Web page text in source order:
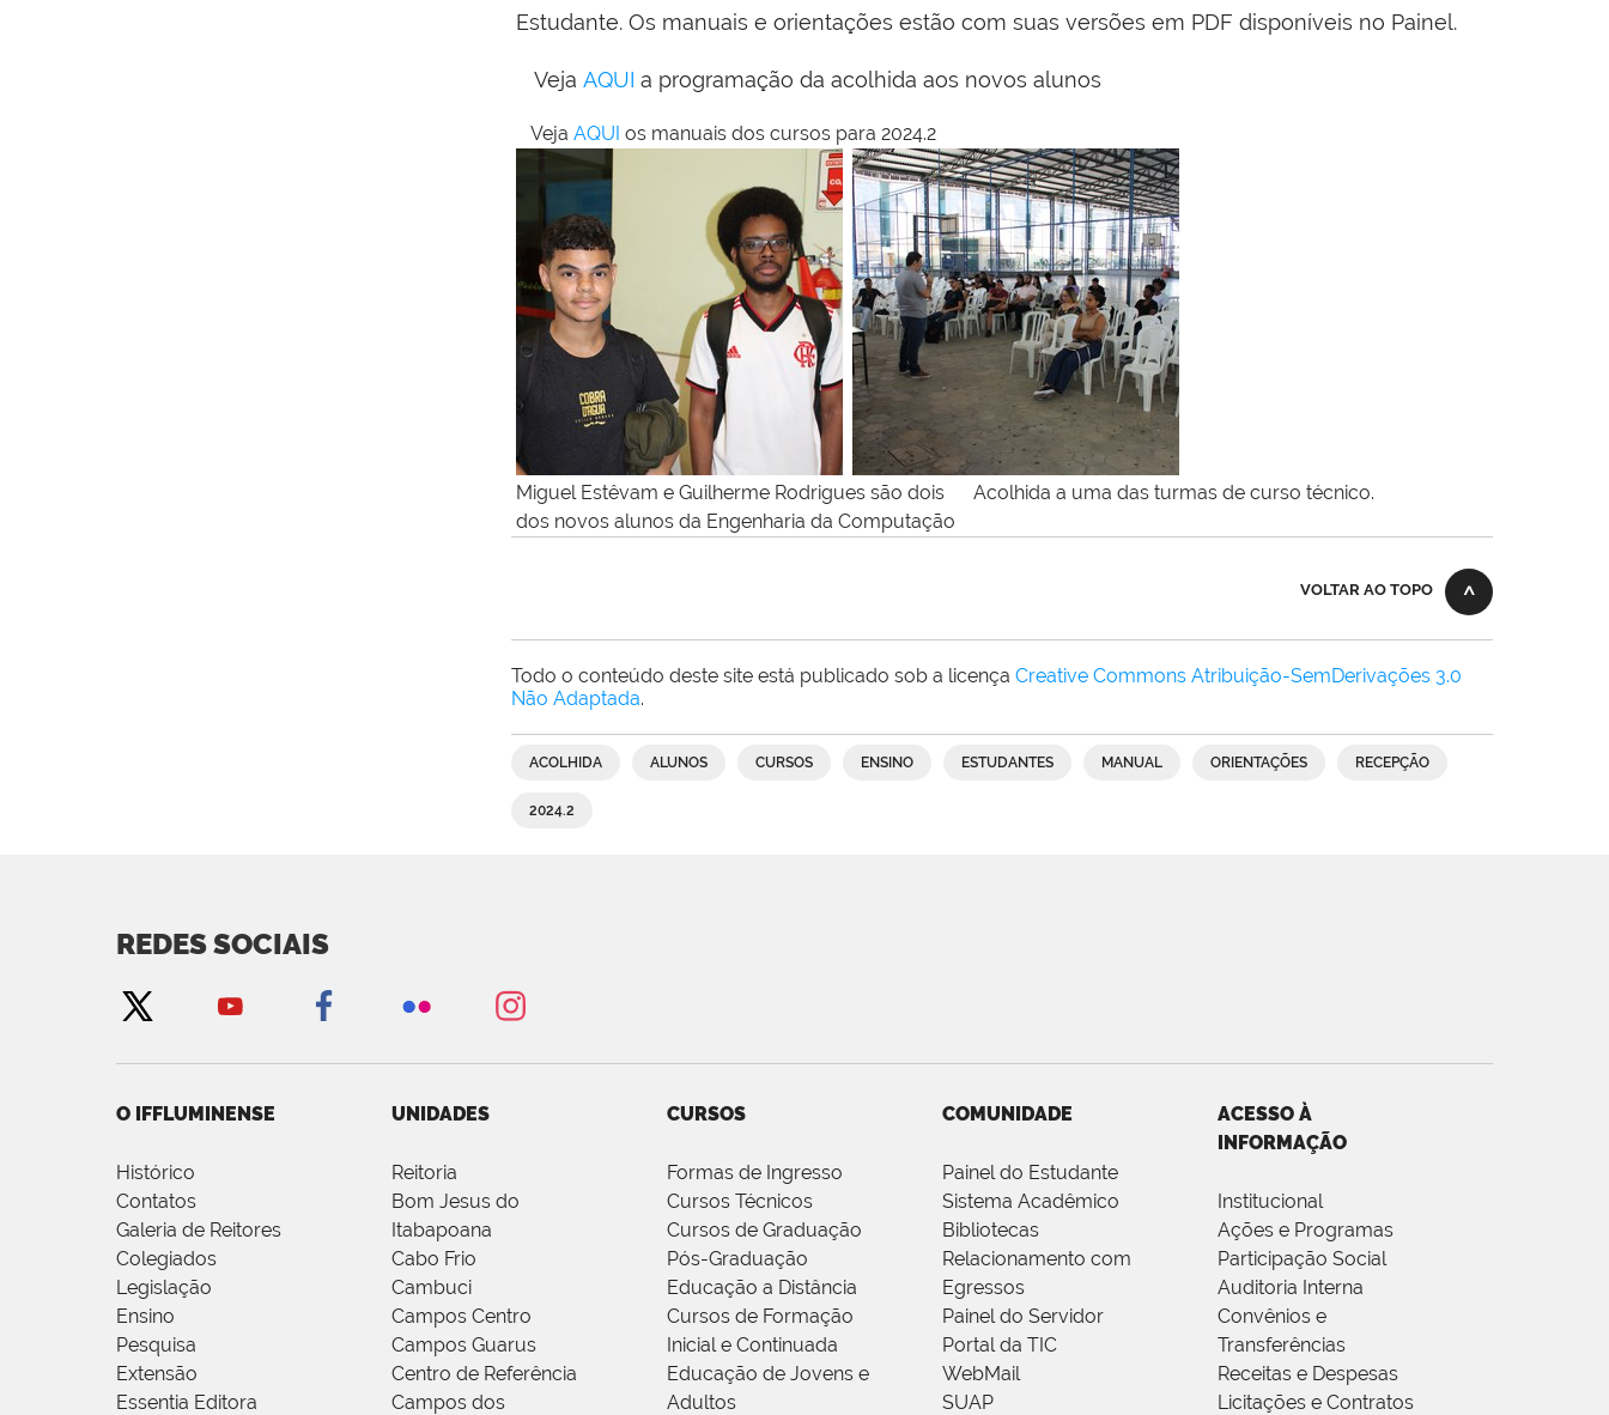
Estudante. Os manuais e orientações estão com suas versões em PDF disponíveis no Painel.
Veja AQUI a programação da acolhida aos novos alunos
Veja AQUI os manuais dos cursos para 2024.2
Miguel Estêvam e Guilherme Rodrigues são dois Acolhida a uma das turmas de curso técnico.
dos novos alunos da Engenharia da Computação
VOLTAR AO TOPO
Todo o conteúdo deste site está publicado sob a licença Creative Commons Atribuição-SemDerivações 3.0
Não Adaptada.
ACOLHIDA ALUNOS CURSOS ENSINO ESTUDANTES MANUAL ORIENTAÇÕES RECEPÇÃO
2024.2
REDES SOCIAIS
O IFFLUMINENSE
Histórico
Contatos
Galeria de Reitores
Colegiados
Legislação
Ensino
Pesquisa
Extensão
Essentia Editora
UNIDADES
Reitoria
Bom Jesus do
Itabapoana
Cabo Frio
Cambuci
Campos Centro
Campos Guarus
Centro de Referência
Campos dos
CURSOS
Formas de Ingresso
Cursos Técnicos
Cursos de Graduação
Pós-Graduação
Educação a Distância
Cursos de Formação
Inicial e Continuada
Educação de Jovens e
Adultos
COMUNIDADE
Painel do Estudante
Sistema Acadêmico
Bibliotecas
Relacionamento com
Egressos
Painel do Servidor
Portal da TIC
WebMail
SUAP
ACESSO À
INFORMAÇÃO
Institucional
Ações e Programas
Participação Social
Auditoria Interna
Convênios e
Transferências
Receitas e Despesas
Licitações e Contratos